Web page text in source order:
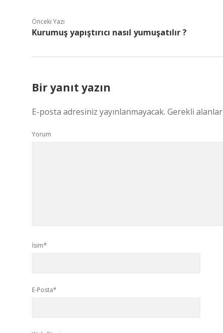
Önceki Yazı
Kurumuş yapıştırıcı nasıl yumuşatılır ?
Bir yanıt yazın
E-posta adresiniz yayınlanmayacak. Gerekli alanlar
Yorum
İsim*
E-Posta*